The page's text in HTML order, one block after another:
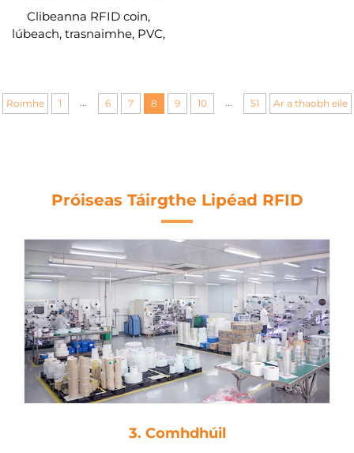
Clibeanna RFID coin,
lúbeach, trasnaimhe, PVC,
Roimhe 1 6 7 8 9 10 51 Ar a thaobh eile
Próiseas Táirgthe Lipéad RFID
3. Comhdhúil